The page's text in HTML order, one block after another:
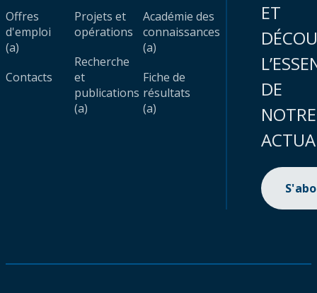
Offres
d'emploi
(a)
Contacts
Projets et
opérations
Recherche
et
publications
(a)
Académie des
connaissances
(a)
Fiche de
résultats
(a)
ET
DE
NOTRE